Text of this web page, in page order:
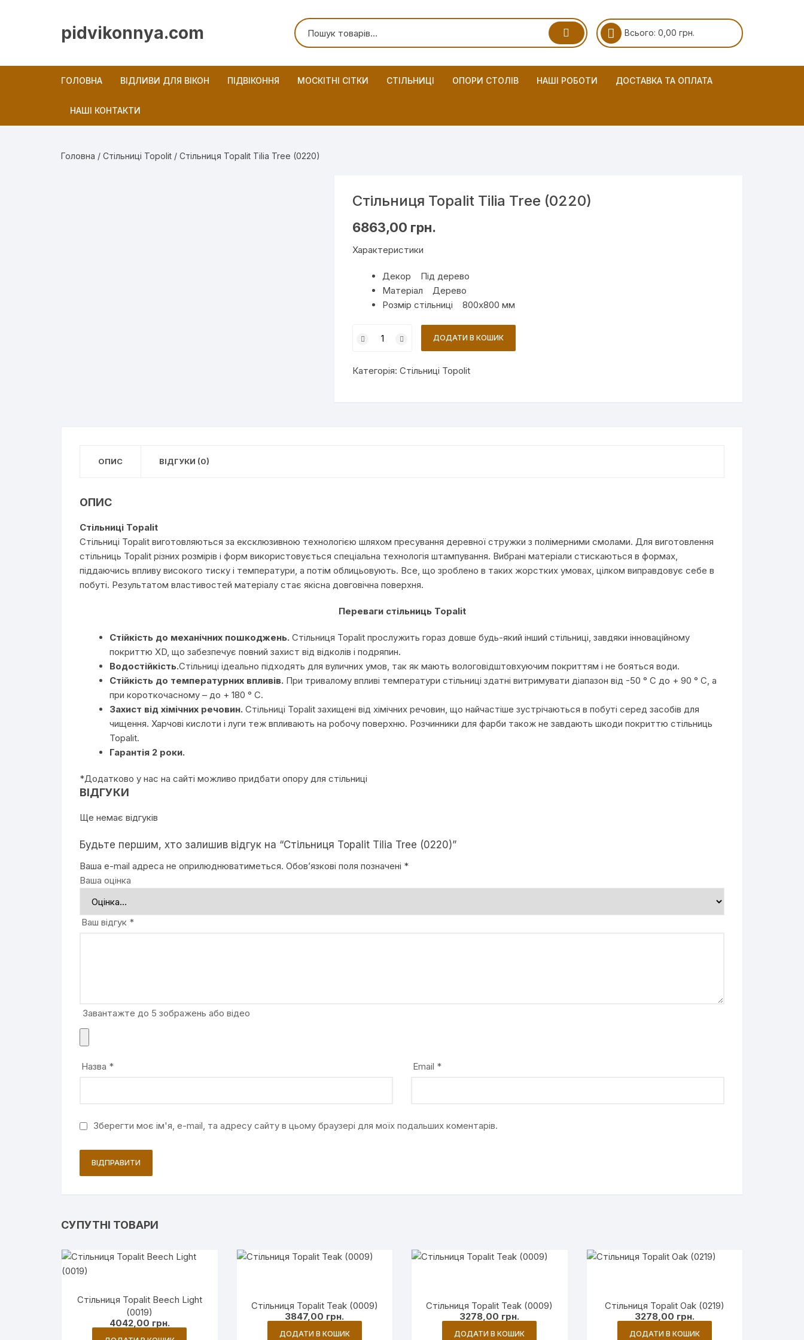
pidvikonnya.com Всього: 0,00 грн.
ГОЛОВНА ВІДЛИВИ ДЛЯ ВІКОН ПІДВІКОННЯ МОСКІТНІ СІТКИ СТІЛЬНИЦІ ОПОРИ СТОЛІВ НАШІ РОБОТИ ДОСТАВКА ТА ОПЛАТА
НАШІ КОНТАКТИ
Головна / Стільниці Topolit / Стільниця Topalit Tilia Tree (0220)
Стільниця Topalit Tilia Tree (0220)
6863,00 грн.
Характеристики
Декор Під дерево
Матеріал Дерево
Розмір стільниці 800х800 мм
Topalit
Tree
ДОДАТИ В КОШИК
Категорія: Стільниці Topolit
ОПИС ВІДГУКИ (0)
ОПИС
Cтільниці Topalit
Стільниці Topalit виготовляються за ексклюзивною технологією шляхом пресування деревної стружки з полімерними смолами. Для виготовлення
стільниць Topalit різних розмірів і форм використовується спеціальна технологія штампування. Вибрані матеріали стискаються в формах,
піддаючись впливу високого тиску і температури, а потім облицьовують. Все, що зроблено в таких жорстких умовах, цілком виправдовує себе в
побуті. Результатом властивостей матеріалу стає якісна довговічна поверхня.
Переваги стільниць Topalit
Стійкість до механічних пошкоджень. Стільниця Topalit прослужить гораз довше будь-який інший стільниці, завдяки інноваційному
покриттю XD, що забезпечує повний захист від відколів і подряпин.
Водостійкість.Стільниці ідеально підходять для вуличних умов, так як мають вологовідштовхуючим покриттям і не бояться води.
Стійкість до температурних впливів. При тривалому впливі температури стільниці здатні витримувати діапазон від -50 ° С до + 90 ° С, а
при короткочасному – до + 180 ° С.
Захист від хімічних речовин. Стільниці Topalit захищені від хімічних речовин, що найчастіше зустрічаються в побуті серед засобів для
чищення. Харчові кислоти і луги теж впливають на робочу поверхню. Розчинники для фарби також не завдають шкоди покриттю стільниць
Topalit.
Гарантія 2 роки.
*Додатково у нас на сайті можливо придбати опору для стільниці
ВІДГУКИ
Ще немає відгуків
Будьте першим, хто залишив відгук на “Стільниця Topalit Tilia Tree (0220)”
Ваша e-mail адреса не оприлюднюватиметься. Обов’язкові поля позначені *
Ваша оцінка
Ваш відгук *
Завантажте до 5 зображень або відео
Назва * Email *
Зберегти моє ім'я, e-mail, та адресу сайту в цьому браузері для моїх подальших коментарів.
СУПУТНІ ТОВАРИ
Стільниця Topalit Beech Light
(0019)
4042,00 грн.
Стільниця Topalit Teak (0009)
3847,00 грн.
ДОДАТИ В КОШИК
Стільниця Topalit Teak (0009)
3278,00 грн.
ДОДАТИ В КОШИК
Стільниця Topalit Oak (0219)
3278,00 грн.
ДОДАТИ В КОШИК